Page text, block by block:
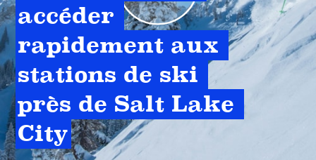
accéder
rapidement aux
stations de ski
près de Salt Lake
City